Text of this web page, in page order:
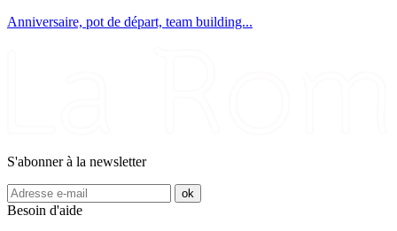
Anniversaire, pot de départ, team building...
S'abonner à la newsletter
Besoin d'aide